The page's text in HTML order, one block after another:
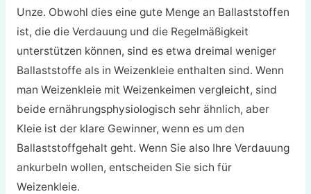
Unze. Obwohl dies eine gute Menge an Ballaststoffen
ist, die die Verdauung und die Regelmäßigkeit
unterstützen können, sind es etwa dreimal weniger
Ballaststoffe als in Weizenkleie enthalten sind. Wenn
man Weizenkleie mit Weizenkeimen vergleicht, sind
beide ernährungsphysiologisch sehr ähnlich, aber
Kleie ist der klare Gewinner, wenn es um den
Ballaststoffgehalt geht. Wenn Sie also Ihre Verdauung
ankurbeln wollen, entscheiden Sie sich für
Weizenkleie.